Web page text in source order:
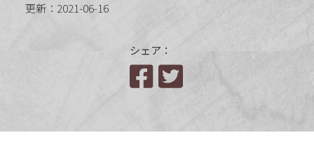
更新：2021-06-16
シェア：
Facebook